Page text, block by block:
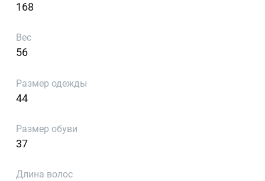
168
Вес
56
Размер одежды
44
Размер обуви
37
Длина волос